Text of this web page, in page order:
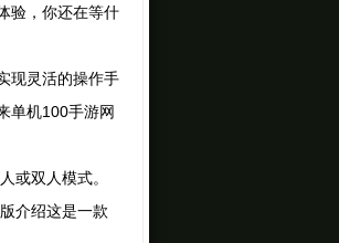
验，你还在等什
现灵活的操作手
单机100手游网
双人模式。
介绍这是一款